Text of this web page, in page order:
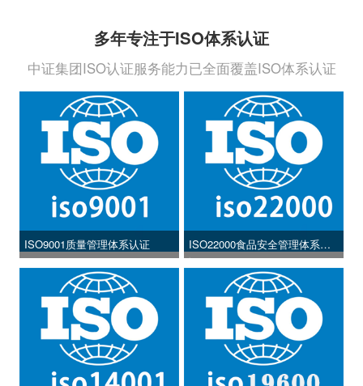
多年专注于ISO体系认证
中证集团ISO认证服务能力已全面覆盖ISO体系认证
ISO9001质量管理体系认证
ISO22000食品安全管理体系认
证